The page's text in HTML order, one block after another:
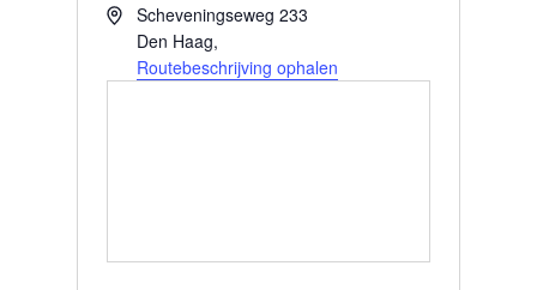
AdresScheveningseweg 233
Den Haag,
Routebeschrijving ophalen